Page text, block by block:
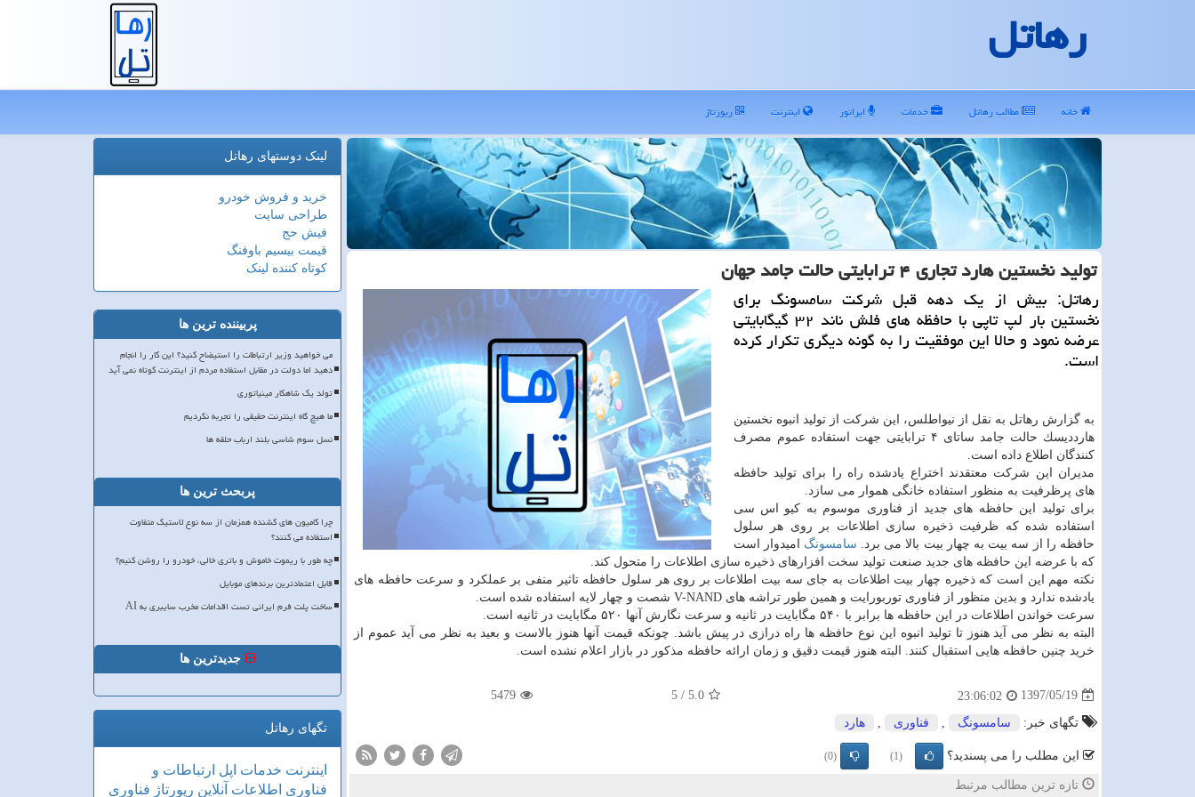
رهاتل
خانه مطالب رهاتل خدمات اپراتور اینترنت رپورتاژ
تولید نخستین هارد تجاری ۴ ترابایتی حالت جامد جهان
رهاتل: بیش از یك دهه قبل شركت سامسونگ برای
نخستین بار لپ تاپی با حافظه های فلش ناند ۳۲ گیگابایتی
عرضه نمود و حالا این موفقیت را به گونه دیگری تكرار كرده
است.
به گزارش رهاتل به نقل از نیواطلس، این شركت از تولید انبوه نخستین
هارددیسك حالت جامد ساتای ۴ ترابایتی جهت استفاده عموم مصرف
كنندگان اطلاع داده است.
مدیران این شركت معتقدند اختراع یادشده راه را برای تولید حافظه
های پرظرفیت به منظور استفاده خانگی هموار می سازد.
برای تولید این حافظه های جدید از فناوری موسوم به كیو اس سی
استفاده شده كه ظرفیت ذخیره سازی اطلاعات بر روی هر سلول
حافظه را از سه بیت به چهار بیت بالا می برد. سامسونگ امیدوار است
كه با عرضه این حافظه های جدید صنعت تولید سخت افزارهای ذخیره سازی اطلاعات را متحول كند.
نكته مهم این است كه ذخیره چهار بیت اطلاعات به جای سه بیت اطلاعات بر روی هر سلول حافظه تاثیر منفی بر عملكرد و سرعت حافظه های
یادشده ندارد و بدین منظور از فناوری توربورایت و همین طور تراشه های V-NAND شصت و چهار لایه استفاده شده است.
سرعت خواندن اطلاعات در این حافظه ها برابر با ۵۴۰ مگابایت در ثانیه و سرعت نگارش آنها ۵۲۰ مگابایت در ثانیه است.
البته به نظر می آید هنوز تا تولید انبوه این نوع حافظه ها راه درازی در پیش باشد. چونكه قیمت آنها هنوز بالاست و بعید به نظر می آید عموم از
خرید چنین حافظه هایی استقبال كنند. البته هنوز قیمت دقیق و زمان ارائه حافظه مذكور در بازار اعلام نشده است.
1397/05/19
23:06:02
5.0
/
5
5479
تگهای خبر: سامسونگ فناوری هارد
این مطلب را می پسندید؟ (1)
(0)
تازه ترین مطالب مرتبط
لینک دوستهای رهاتل
خرید و فروش خودرو
طراحی سایت
فیش حج
قیمت بیسیم باوفنگ
کوتاه کننده لینک
پربیننده ترین ها
می خواهید وزیر ارتباطات را استیضاح کنید؟ این کار را انجام
دهید اما دولت در مقابل استفاده مردم از اینترنت کوتاه نمی آید
تولد یک شاهکار مینیاتوری
ما هیچ گاه اینترنت حقیقی را تجربه نکردیم
نسل سوم شاسی بلند ارباب حلقه ها
پربحث ترین ها
چرا کامیون های کشنده همزمان از سه نوع لاستیک متفاوت
استفاده می کنند؟
چه طور با ریموت خاموش و باتری خالی، خودرو را روشن کنیم؟
قابل اعتمادترین برندهای موبایل
ساخت پلت فرم ایرانی تست اقدامات مخرب سایبری به AI
جدیدترین ها
تگهای رهاتل
اینترنت خدمات اپل ارتباطات و
فناوری اطلاعات آنلاین رپورتاژ فناوری